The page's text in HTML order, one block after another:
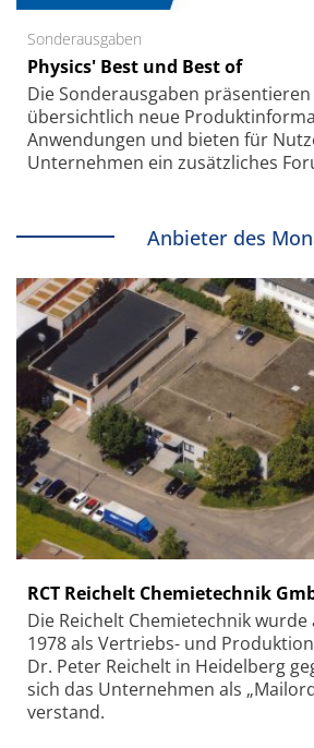
Sonderausgaben
Physics' Best und Best of
Die Sonder­ausgaben
übersichtlich neue
Anwendungen und bieten für
Unternehmen ein zusätzliches
Anbieter des
RCT Reichelt Chemietechnik
Die Reichelt Chemietechnik
1978 als Vertriebs- und
Dr. Peter Reichelt in Heidelberg
sich das Unternehmen als
verstand.